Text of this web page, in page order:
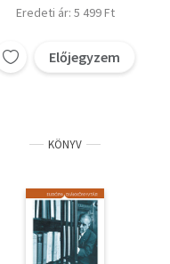
Eredeti ár: 5 499 Ft
Előjegyzem
KÖNYV